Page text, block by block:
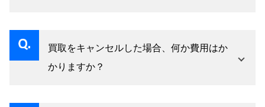
都合に合わせて柔軟に対応いたします。
製品名、購入時期、おおよそのサイズをお教え
ください。また、製品の写真をメールやLINEで
買取をキャンセルした場合、何か費用はか
かりますか？